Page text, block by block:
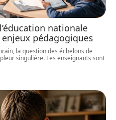
nationale
enjeux pédagogiques
la question des échelons de
singulière. Les enseignants sont